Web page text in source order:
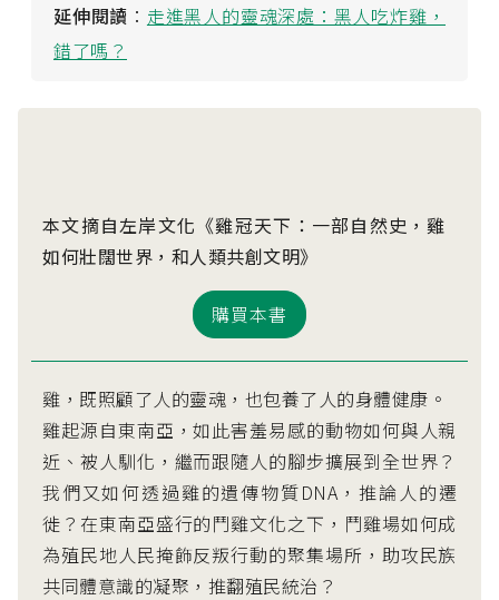
延伸閱讀 ： 走進黑人的靈魂深處：黑人吃炸雞，
錯了嗎？
本文摘自左岸文化《雞冠天下：一部自然史，雞
如何壯闊世界，和人類共創文明》
購買本書
雞，既照顧了人的靈魂，也包養了人的身體健康。
雞起源自東南亞，如此害羞易感的動物如何與人親
近、被人馴化，繼而跟隨人的腳步擴展到全世界？
我們又如何透過雞的遺傳物質DNA，推論人的遷
徙？在東南亞盛行的鬥雞文化之下，鬥雞場如何成
為殖民地人民掩飾反叛行動的聚集場所，助攻民族
共同體意識的凝聚，推翻殖民統治？